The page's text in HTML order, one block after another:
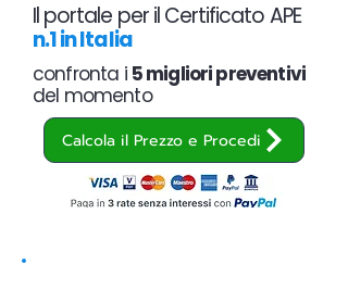
Il portale per il Certificato APE
n.1 in Italia
confronta i 5 migliori preventivi
del momento
Calcola il Prezzo e Procedi